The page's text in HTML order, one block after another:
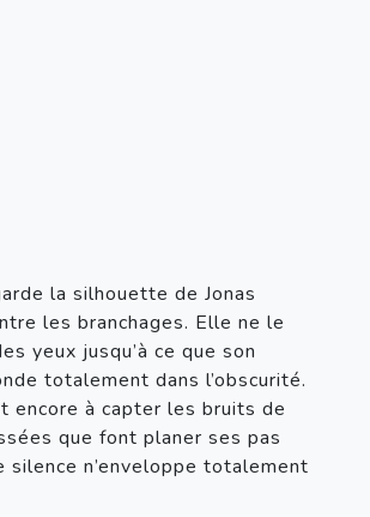
la silhouette de Jonas
les branchages. Elle ne le
yeux jusqu’à ce que son
totalement dans l’obscurité.
encore à capter les bruits de
que font planer ses pas
silence n’enveloppe totalement